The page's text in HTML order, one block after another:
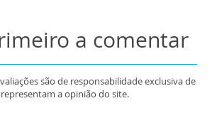
a comentar
são de responsabilidade exclusiva de
a opinião do site.